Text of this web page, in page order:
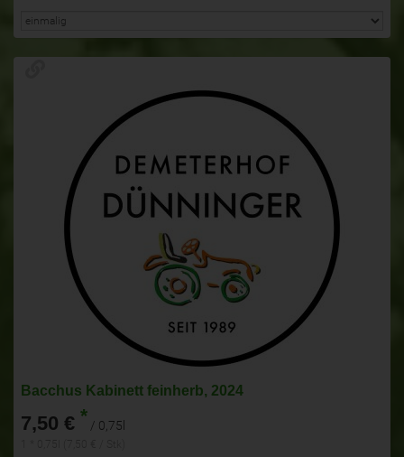
Bacchus Kabinett feinherb, 2024
7,50 € * / 0,75l